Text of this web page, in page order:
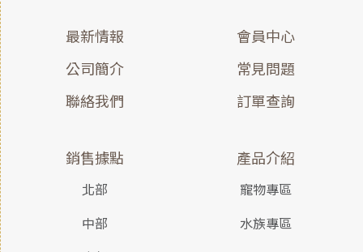
最新情報
公司簡介
聯絡我們
會員中心
常見問題
訂單查詢
銷售據點
北部
中部
產品介紹
寵物專區
水族專區